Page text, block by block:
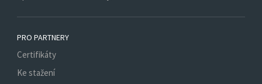
PRO PARTNERY
Certifikáty
Ke stažení